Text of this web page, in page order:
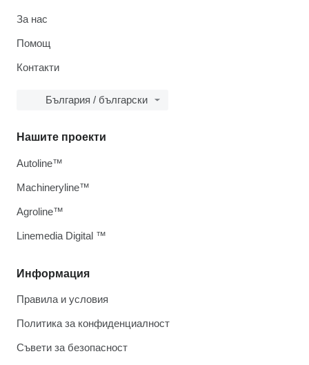
За нас
Помощ
Контакти
България / български
Информация
Правила и условия
Политика за конфиденциалност
Съвети за безопасност
Нашите проекти
Autoline™
Machineryline™
Agroline™
Linemedia Digital ™